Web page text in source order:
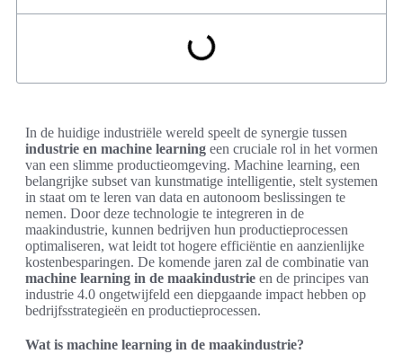
In de huidige industriële wereld speelt de synergie tussen
industrie en machine learning een cruciale rol in het vormen
van een slimme productieomgeving. Machine learning, een
belangrijke subset van kunstmatige intelligentie, stelt systemen
in staat om te leren van data en autonoom beslissingen te
nemen. Door deze technologie te integreren in de
maakindustrie, kunnen bedrijven hun productieprocessen
optimaliseren, wat leidt tot hogere efficiëntie en aanzienlijke
kostenbesparingen. De komende jaren zal de combinatie van
machine learning in de maakindustrie en de principes van
industrie 4.0 ongetwijfeld een diepgaande impact hebben op
bedrijfsstrategieën en productieprocessen.
Wat is machine learning in de maakindustrie?